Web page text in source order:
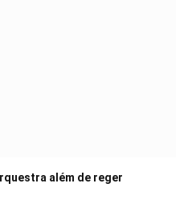
além de reger